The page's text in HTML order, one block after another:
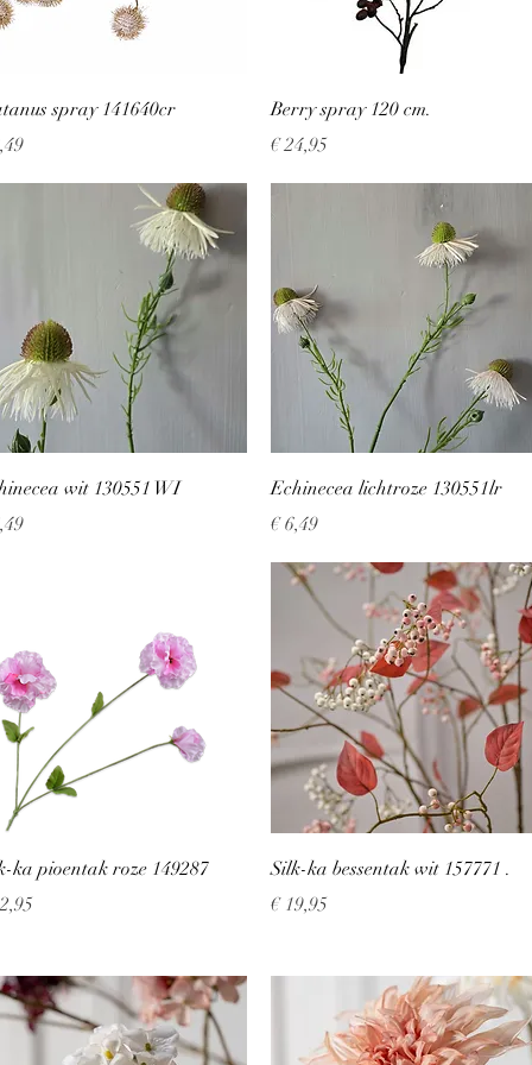
Snel overzicht
spray 141640cr
Snel overzicht
Berry spray 120 cm.
Prijs
€ 24,95
Snel overzicht
wit 130551 WI
Snel overzicht
Echinecea lichtroze 130551lr
Prijs
€ 6,49
Snel overzicht
ka pioentak roze 149287
Snel overzicht
Silk-ka bessentak wit 157771 .
Prijs
€ 19,95